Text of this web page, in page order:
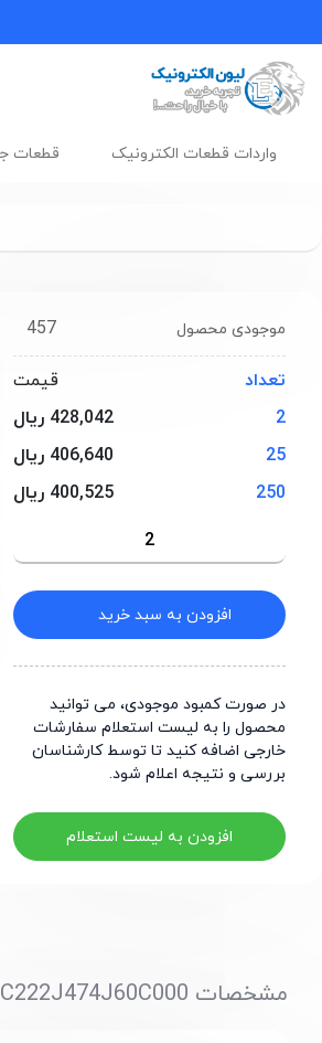
واردات قطعات الکترونیک قطعات
457 موجودی محصول
تعداد
قیمت
2
428,042 ریال
25
406,640 ریال
250
400,525 ریال
افزودن به سبد خرید
در صورت کمبود موجودی، می توانید
محصول را به لیست استعلام سفارشات
خارجی اضافه کنید تا توسط کارشناسان
بررسی و نتیجه اعلام شود.
افزودن به لیست استعلام
مشخصات C222J474J60C000